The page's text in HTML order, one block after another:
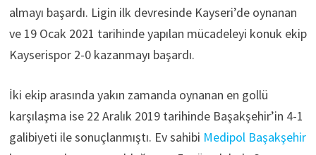
almayı başardı. Ligin ilk devresinde Kayseri’de oynanan
ve 19 Ocak 2021 tarihinde yapılan mücadeleyi konuk ekip
Kayserispor 2-0 kazanmayı başardı.
İki ekip arasında yakın zamanda oynanan en gollü
karşılaşma ise 22 Aralık 2019 tarihinde Başakşehir’in 4-1
galibiyeti ile sonuçlanmıştı. Ev sahibi Medipol Başakşehir